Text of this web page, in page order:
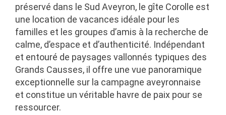
préservé dans le Sud Aveyron, le gîte Corolle est
une location de vacances idéale pour les
familles et les groupes d’amis à la recherche de
calme, d’espace et d’authenticité. Indépendant
et entouré de paysages vallonnés typiques des
Grands Causses, il offre une vue panoramique
exceptionnelle sur la campagne aveyronnaise
et constitue un véritable havre de paix pour se
ressourcer.